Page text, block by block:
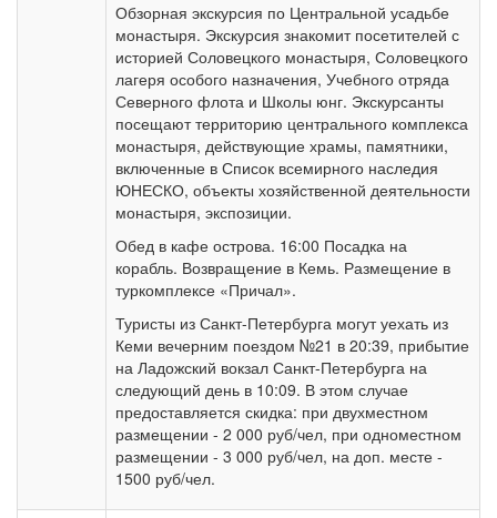
Обзорная экскурсия по Центральной усадьбе
монастыря. Экскурсия знакомит посетителей с
историей Соловецкого монастыря, Соловецкого
лагеря особого назначения, Учебного отряда
Северного флота и Школы юнг. Экскурсанты
посещают территорию центрального комплекса
монастыря, действующие храмы, памятники,
включенные в Список всемирного наследия
ЮНЕСКО, объекты хозяйственной деятельности
монастыря, экспозиции.
Обед в кафе острова. 16:00 Посадка на
корабль. Возвращение в Кемь. Размещение в
туркомплексе «Причал».
Туристы из Санкт-Петербурга могут уехать из
Кеми вечерним поездом №21 в 20:39, прибытие
на Ладожский вокзал Санкт-Петербурга на
следующий день в 10:09. В этом случае
предоставляется скидка: при двухместном
размещении - 2 000 руб/чел, при одноместном
размещении - 3 000 руб/чел, на доп. месте -
1500 руб/чел.